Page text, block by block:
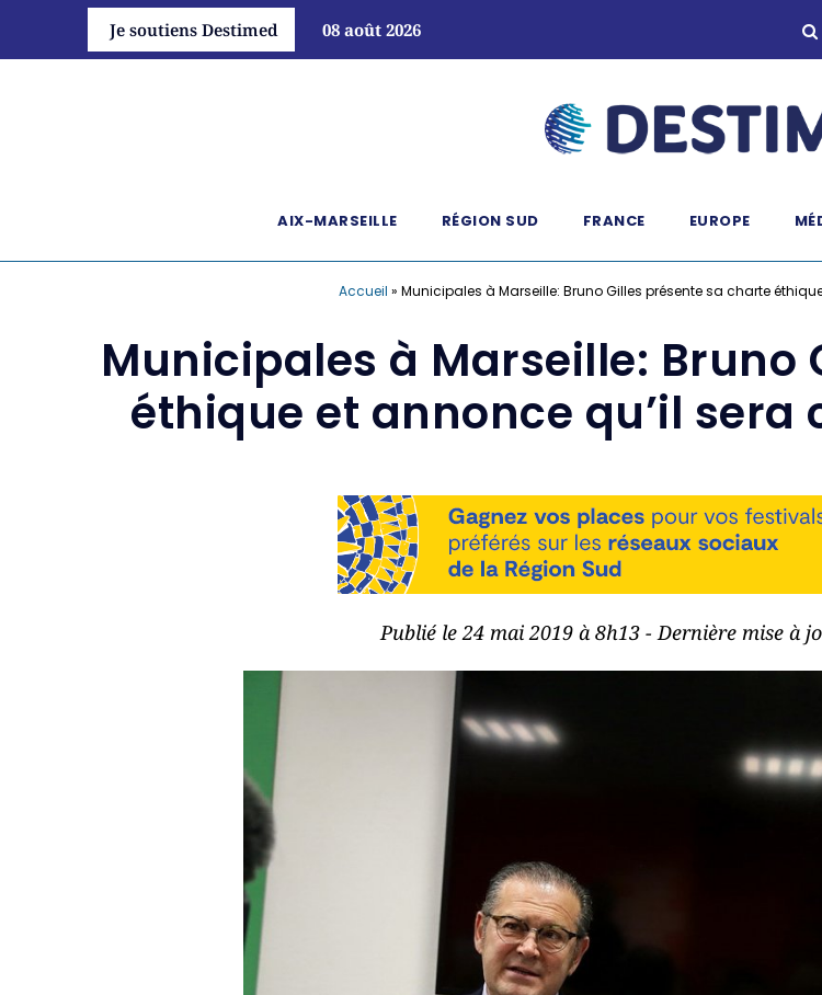
Je soutiens Destimed 08 août 2026
AIX-MARSEILLE RÉGION SUD FRANCE EUROPE
Accueil » Municipales à Marseille: Bruno Gilles présente sa charte
Municipales à Marseille: Bruno
éthique et annonce qu’il
Publié le 24 mai 2019 à 8h13 - Dernière mise à